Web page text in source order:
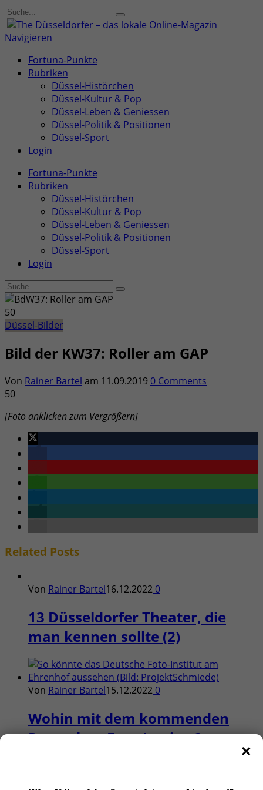
Navigieren
Fortuna-Punkte
Rubriken
Düssel-Histörchen
Düssel-Kultur & Pop
Düssel-Leben & Geniessen
Düssel-Politik & Positionen
Düssel-Sport
Login
Fortuna-Punkte
Rubriken
Düssel-Histörchen
Düssel-Kultur & Pop
Düssel-Leben & Geniessen
Düssel-Politik & Positionen
Düssel-Sport
Login
50
Düssel-Bilder
Bild der KW37: Roller am GAP
Von Rainer Bartel am 11.09.2019 0 Comments
50
[Foto anklicken zum Vergrößern]
Related Posts
Von Rainer Bartel16.12.2022 0
13 Düsseldorfer Theater, die
man kennen sollte (2)
Von Rainer Bartel15.12.2022 0
Wohin mit dem kommenden
Deutschen Foto-Institut?
×